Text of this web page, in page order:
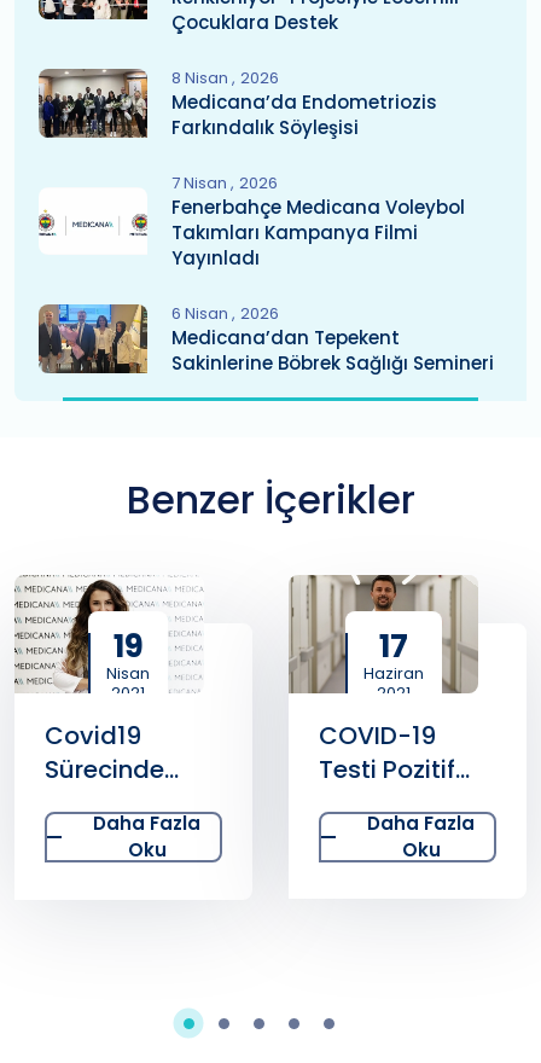
Çocuklara Destek
8 Nisan 2026
Medicana’da Endometriozis
Farkındalık Söyleşisi
7 Nisan 2026
Fenerbahçe Medicana Voleybol
Takımları Kampanya Filmi
Yayınladı
6 Nisan 2026
Medicana’dan Tepekent
Sakinlerine Böbrek Sağlığı Semineri
Benzer İçerikler
19
Nisan
2021
Covid19
Sürecinde
Oruç ve
Beslenme
Nasıl
Daha Fazla
Oku
17
Haziran
2021
COVID-19
Testi Pozitif
Çıkan
Semptomsuz
Bir Kişi Ne
Daha Fazla
Oku